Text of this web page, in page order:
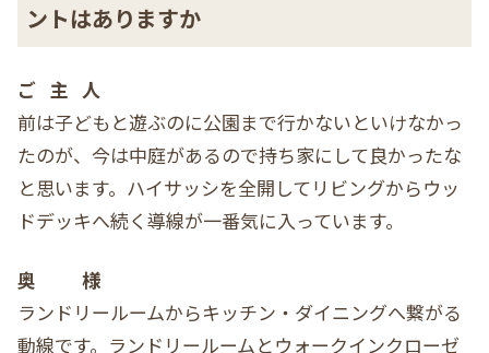
ントはありますか
ご主人
前は子どもと遊ぶのに公園まで行かないといけなかっ
たのが、今は中庭があるので持ち家にして良かったな
と思います。ハイサッシを全開してリビングからウッ
ドデッキへ続く導線が一番気に入っています。
奥様
ランドリールームからキッチン・ダイニングへ繋がる
動線です。ランドリールームとウォークインクローゼ